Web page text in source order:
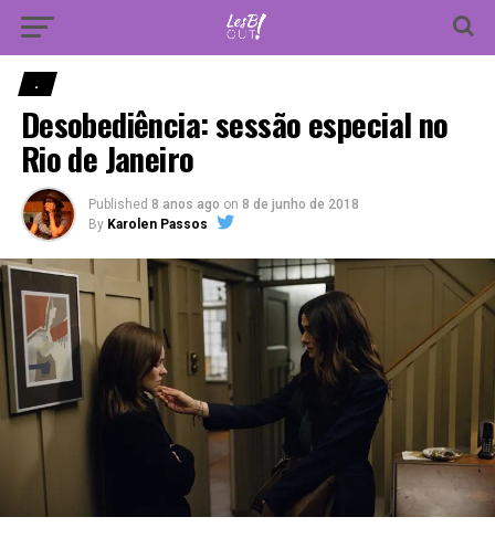
.
Desobediência: sessão especial no
Rio de Janeiro
Published 8 anos ago on 8 de junho de 2018
By Karolen Passos
Vá para versão mobile